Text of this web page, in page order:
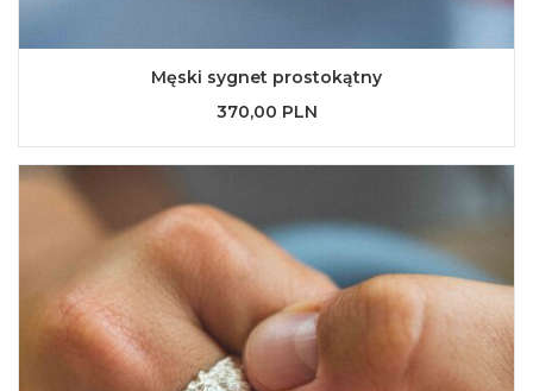
Męski sygnet prostokątny
370,00 PLN